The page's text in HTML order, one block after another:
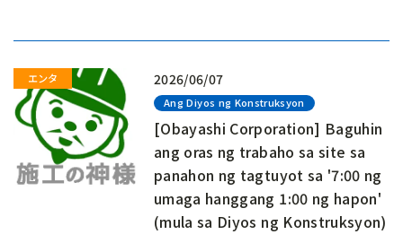
2026/06/07
Ang Diyos ng Konstruksyon
[Obayashi Corporation] Baguhin
ang oras ng trabaho sa site sa
panahon ng tagtuyot sa '7:00 ng
umaga hanggang 1:00 ng hapon'
(mula sa Diyos ng Konstruksyon)